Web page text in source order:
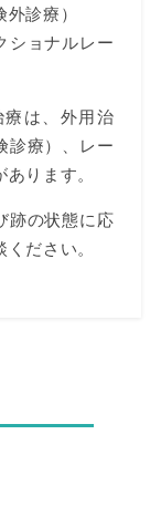
診療）
ショナルレー
は、外用治
診療）、レー
ります。
跡の状態に応
ださい。